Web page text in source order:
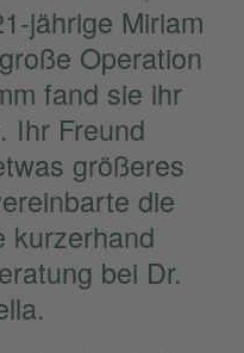
jährige Miriam
Opera­tion
fand sie ihr
Ihr Freund
größe­res
die
kurzer­hand
bei Dr.